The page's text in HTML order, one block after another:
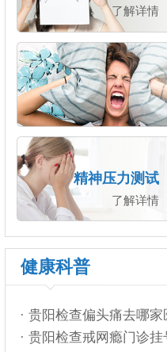
了解详情
精神压力测试
了解详情
健康科普
· 贵阳检查偏头痛去哪家
· 贵阳检查戒网瘾门诊挂